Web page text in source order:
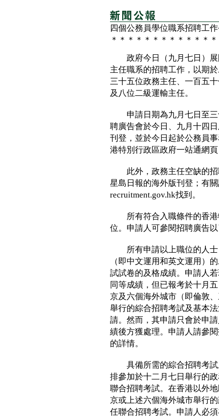
四個公務員學位職系招聘工
＊＊＊＊＊＊＊＊＊＊＊＊
政府今日（九月七日）展
主任職系的招聘工作，以期
三十五位政務主任、一百五
及八位二級運輸主任。
申請日期為九月七日至三
聘廣告會於今日、九月十四
刊登，並於今日起於公務員
港特別行政區政府一站通網
此外，政務主任空缺的招
星島日報的海外版刊登；有
recruitment.gov.hk找到。
所有符合入職條件的香港
位。申請人可參閱招聘廣告
所有申請以上職位的人士
（即中文運用和英文運用）
試試卷的及格成績。申請人
同等成績，但已報考於十月
京及六個海外城市（即倫敦
舉行的綜合招聘考試及基本
請。然而，其申請只會於申
績後方獲處理。申請人請參
的詳情。
具備所需的綜合招聘考試
排參加於十二月七日舉行的
聯合招聘考試。在香港以外
京或上述六個海外城市舉行
任聯合招聘考試。申請人必